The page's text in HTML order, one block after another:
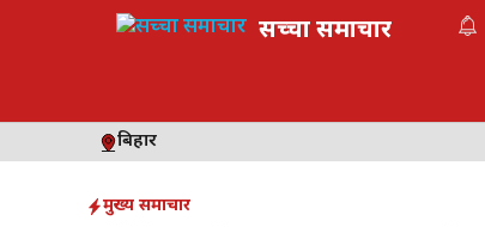
सच्चा समाचार
बिहार
मुख्य समाचार